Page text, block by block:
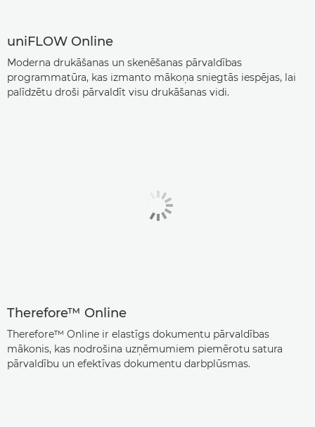
uniFLOW Online
Moderna drukāšanas un skenēšanas pārvaldības
programmatūra, kas izmanto mākoņa sniegtās iespējas, lai
palīdzētu droši pārvaldīt visu drukāšanas vidi.
Therefore™ Online
Therefore™ Online ir elastīgs dokumentu pārvaldības
mākonis, kas nodrošina uzņēmumiem piemērotu satura
pārvaldību un efektīvas dokumentu darbplūsmas.